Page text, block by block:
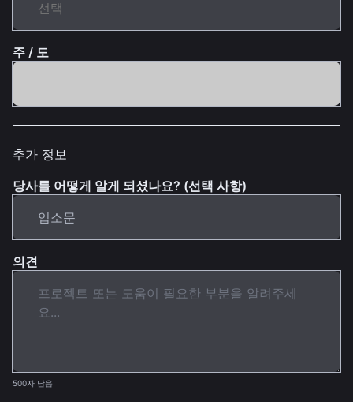
주 / 도
추가 정보
당사를 어떻게 알게 되셨나요? (선택 사항)
의견
500자 남음